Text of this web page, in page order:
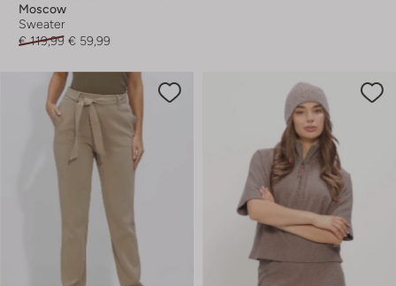
Moscow
Sweater
€ 119,99 € 59,99